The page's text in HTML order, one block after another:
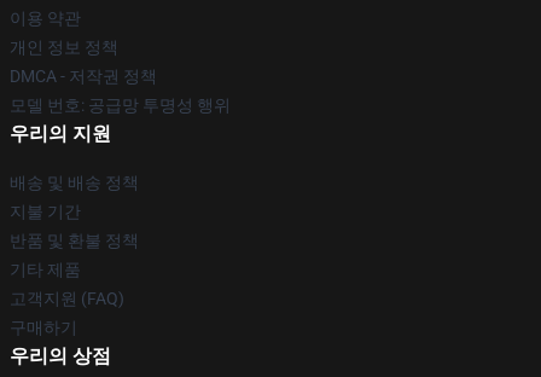
이용 약관
개인 정보 정책
DMCA - 저작권 정책
모델 번호: 공급망 투명성 행위
우리의 지원
배송 및 배송 정책
지불 기간
반품 및 환불 정책
기타 제품
고객지원 (FAQ)
구매하기
우리의 상점